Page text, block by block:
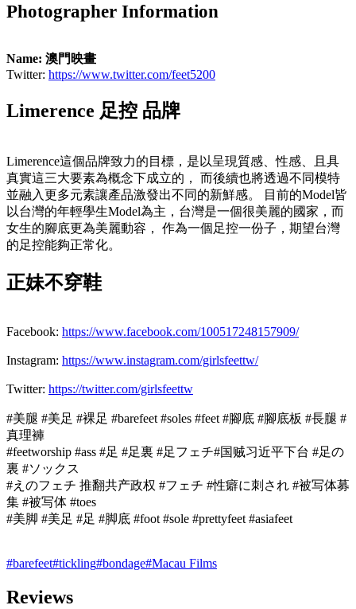
Photographer Information
Name: 澳門映畫
Twitter: https://www.twitter.com/feet5200
Limerence 足控 品牌
Limerence這個品牌致力的目標，是以呈現質感、性感、且具
真實這三大要素為概念下成立的， 而後續也將透過不同模特
並融入更多元素讓產品激發出不同的新鮮感。 目前的Model皆
以台灣的年輕學生Model為主，台灣是一個很美麗的國家，而
女生的腳底更為美麗動容， 作為一個足控一份子，期望台灣
的足控能夠正常化。
正妹不穿鞋
Facebook: https://www.facebook.com/100517248157909/
Instagram: https://www.instagram.com/girlsfeettw/
Twitter: https://twitter.com/girlsfeettw
#美腿 #美足 #裸足 #barefeet #soles #feet #腳底 #腳底板 #長腿 #
真理褲
#feetworship #ass #足 #足裏 #足フェチ#国贼习近平下台 #足の
裏 #ソックス
#えのフェチ 推翻共产政权 #フェチ #性癖に刺され #被写体募
集 #被写体 #toes
#美脚 #美足 #足 #脚底 #foot #sole #prettyfeet #asiafeet
#barefeet#tickling#bondage#Macau Films
Reviews